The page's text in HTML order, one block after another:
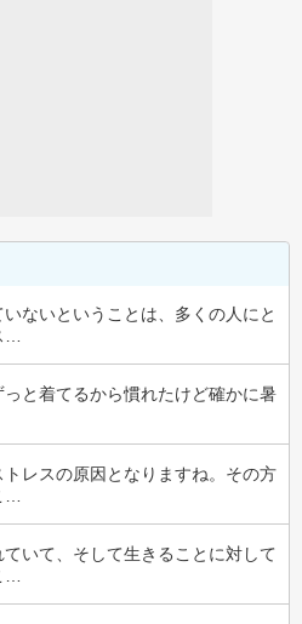
ないということは、多くの人にと
と着てるから慣れたけど確かに暑
レスの原因となりますね。その方
いて、そして生きることに対して